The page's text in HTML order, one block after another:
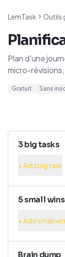
LemTask Outils
Plan d'une
micro-
Gratuit Sans
3 big tasks
+ Add big task
5 small wins
+ Add small win
Brain dump